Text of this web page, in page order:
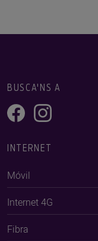
BUSCA'NS A
INTERNET
Móvil
Internet 4G
Fibra